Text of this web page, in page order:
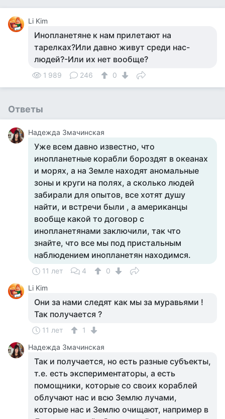
Li Kim
Инопланетяне к нам прилетают на
тарелках?Или давно живут среди нас-
людей?-Или их нет вообще?
1 989 246 0
Ответы
Надежда Змачинская
Уже всем давно известно, что
инопланетные корабли бороздят в океанах
и морях, а на Земле находят аномальные
зоны и круги на полях, а сколько людей
забирали для опытов, все хотят душу
найти, и встречи были , а американцы
вообще какой то договор с
инопланетянами заключили, так что
знайте, что все мы под пристальным
наблюдением инопланетян находимся.
11 лет 4
0
Li Kim
Они за нами следят как мы за муравьями !
Так получается ?
11 лет
1
Надежда Змачинская
Так и получается, но есть разные субъекты,
т.е. есть экспериментаторы, а есть
помощники, которые со своих кораблей
облучают нас и всю Землю лучами,
которые нас и Землю очищают, например в